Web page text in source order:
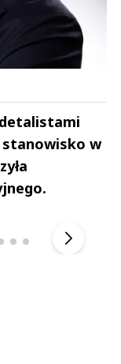
stanowisko w